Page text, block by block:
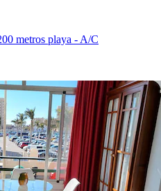
metros playa - A/C